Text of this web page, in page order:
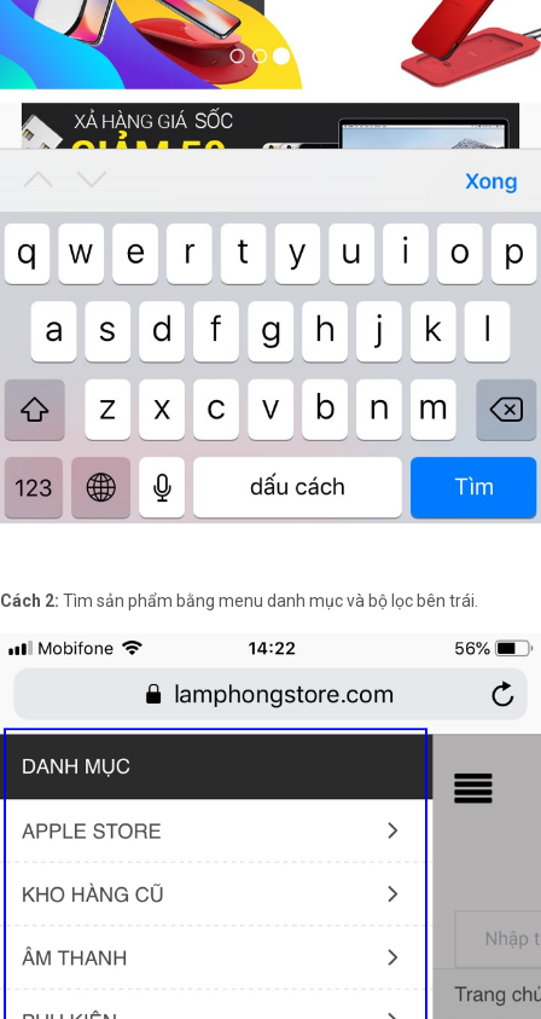
Cách 2: Tìm sản phẩm bằng menu danh mục và bộ lọc bên trái.